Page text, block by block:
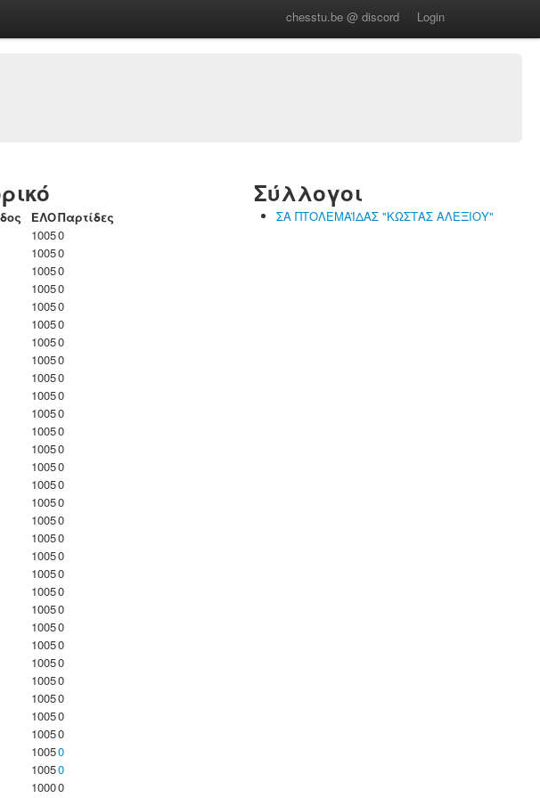
chesstu.be @ discord Login
ΕΛΟΠαρτίδες
10050
10050
10050
10050
10050
10050
10050
10050
10050
10050
10050
10050
10050
10050
10050
10050
10050
10050
10050
10050
10050
10050
10050
10050
10050
10050
10050
10050
10050
10050
10050
10000
Σύλλογοι
ΣΑ ΠΤΟΛΕΜΑΪΔΑΣ "ΚΩΣΤΑΣ ΑΛΕΞΙΟΥ"